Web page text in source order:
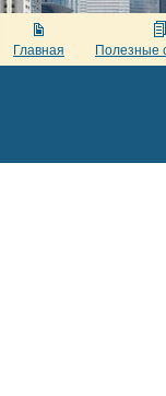
Главная Полезные